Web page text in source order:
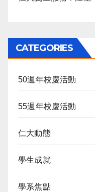
CATEGORIES
50週年校慶活動
55週年校慶活動
仁大動態
學生成就
學系焦點